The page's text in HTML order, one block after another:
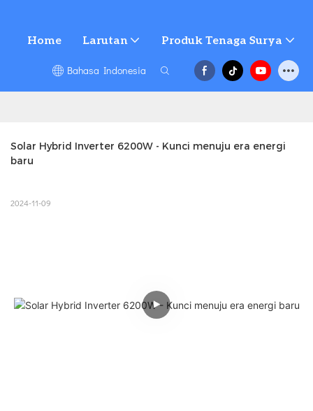
Home Larutan Produk Tenaga Surya
Bahasa Indonesia
Solar Hybrid Inverter 6200W - Kunci menuju era energi
baru
2024-11-09